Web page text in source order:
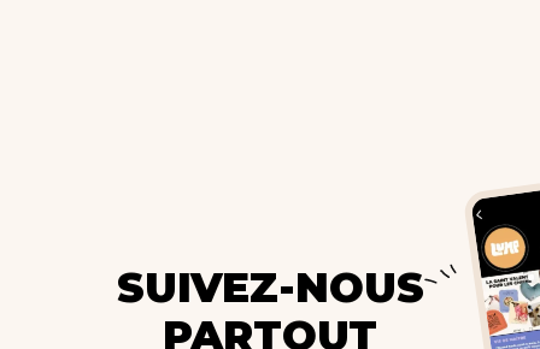
SUIVEZ-NOUS
PARTOUT